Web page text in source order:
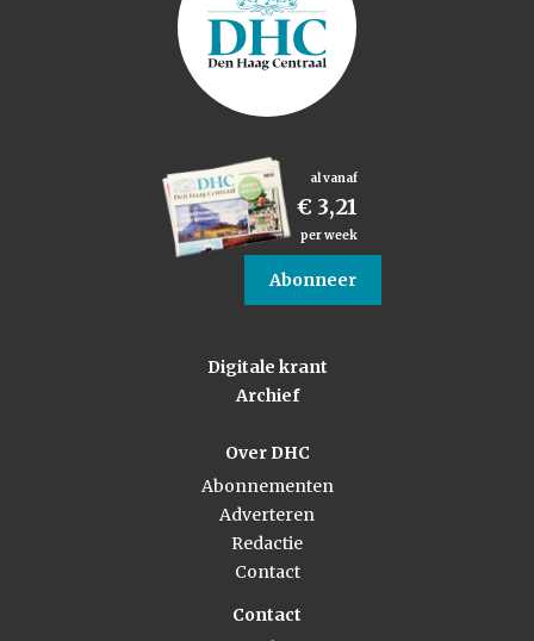
al vanaf
€ 3,21
per week
Abonneer
Digitale krant
Archief
Over DHC
Abonnementen
Adverteren
Redactie
Contact
Contact